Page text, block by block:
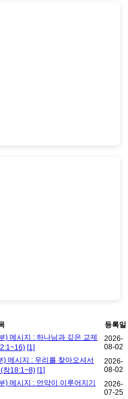
등록일
메시지 : 하나님과 깊은 교제
[1]
2026-
08-02
메시지 : 우리를 찾아오셔서
창18:1~8) [1]
2026-
08-02
메시지 : 언약이 이루어지기
2026-
07-25